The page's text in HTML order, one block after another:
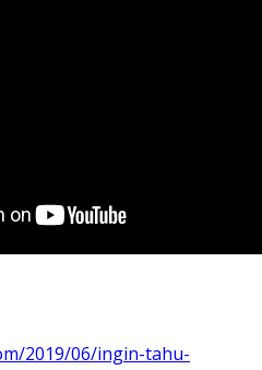
2019/06/ingin-tahu-